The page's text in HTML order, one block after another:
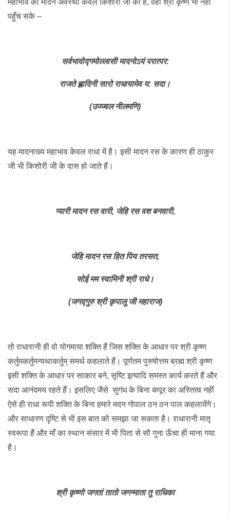
पहुँच सके –
सर्वभावोद्गमोल्लासी मादनोऽयं परात्पर:
राजते ह्लादिनी सारो राधायामेव य: सदा।
(उज्ज्वल नीलमणि)
यह मादनाख्य महाभाव केवल राधा में है। इसी मादन रस के कारण ही ठाकुर
जी भी किशोरी जी के दास हो जाते हैं।
प्यारी मादन रस वारी, जेहि रस वश बनवारी,
जेहि मादन रस हित पिय तरसत,
सोई मम स्वामिनी श्री राधे।
(जगद्गुरु श्री कृपालु जी महाराज)
तो राधारानी ही वो योगमाया शक्ति हैं जिस शक्ति के आधार पर श्री कृष्ण
कर्तुमकर्तुमन्यथाकर्तुम् समर्थ कहलाते हैं। पूर्णतम पुरुषोत्तम ब्रह्म श्री कृष्ण
इसी शक्ति के आधार पर साकार बने, सृष्टि इत्यादि समस्त कार्य करते हैं और
सदा आनंदमय रहते हैं। इसलिए जैसे सुगंध के बिना कपूर का अस्तित्व नहीं
ऐसे ही राधा रूपी शक्ति के बिना हमारे मदन गोपाल ठन ठन पाल कहलायेंगे।
और साधारण दृष्टि से भी इस बात को समझा जा सकता है। राधारानी मातृ
स्वरूपा हैं और माँ का स्थान संसार में भी पिता से सौ गुना ऊँचा ही माना गया
है।
श्री कृष्णो जगतां तातो जगन्माता तु राधिका